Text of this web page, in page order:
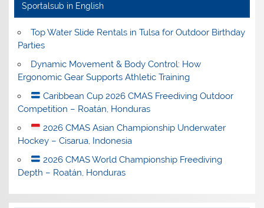
Sportalsub in English
Top Water Slide Rentals in Tulsa for Outdoor Birthday
Parties
Dynamic Movement & Body Control: How
Ergonomic Gear Supports Athletic Training
Caribbean Cup 2026 CMAS Freediving Outdoor
Competition – Roatán, Honduras
2026 CMAS Asian Championship Underwater
Hockey – Cisarua, Indonesia
2026 CMAS World Championship Freediving
Depth – Roatán, Honduras